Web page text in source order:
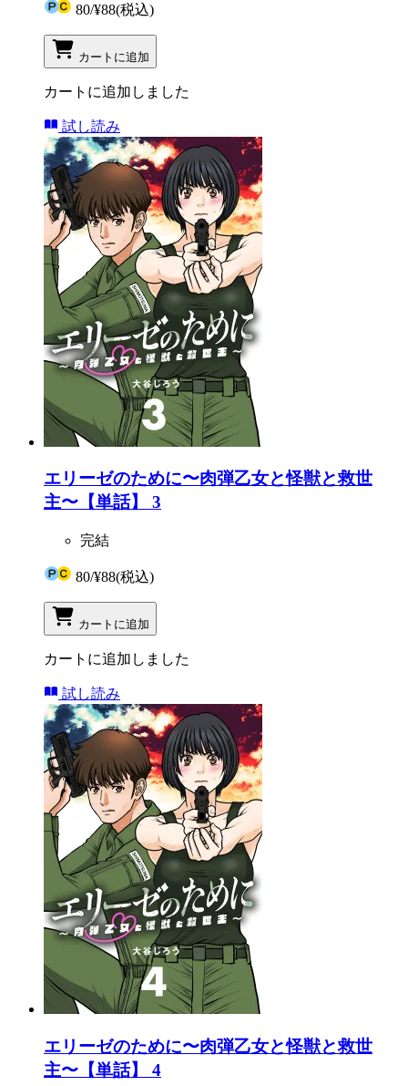
80/¥88(税込)
カートに追加
カートに追加しました
試し読み
エリーゼのために〜肉弾乙女と怪獣と救世
主〜【単話】 3
完結
80/¥88(税込)
カートに追加
カートに追加しました
試し読み
エリーゼのために〜肉弾乙女と怪獣と救世
主〜【単話】 4